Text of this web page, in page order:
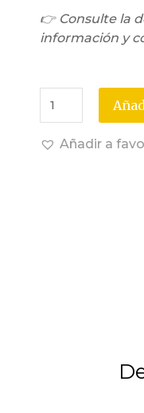
👉 Consulte la
información y
Añadir a